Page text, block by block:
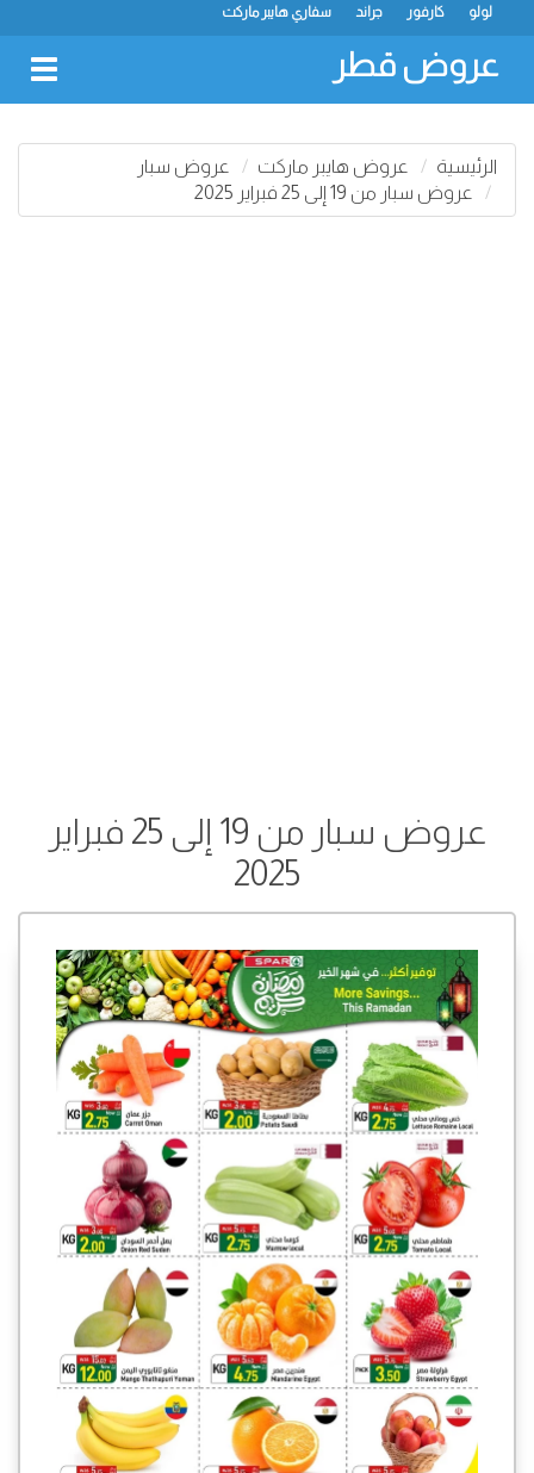
سفاري هايبر ماركت جراند كارفور لولو
عروض قطر
الرئيسية عروض هايبر ماركت
عروض سبار
عروض سبار من 19 إلى 25 فبراير 2025
عروض سبار من 19 إلى 25 فبراير
2025